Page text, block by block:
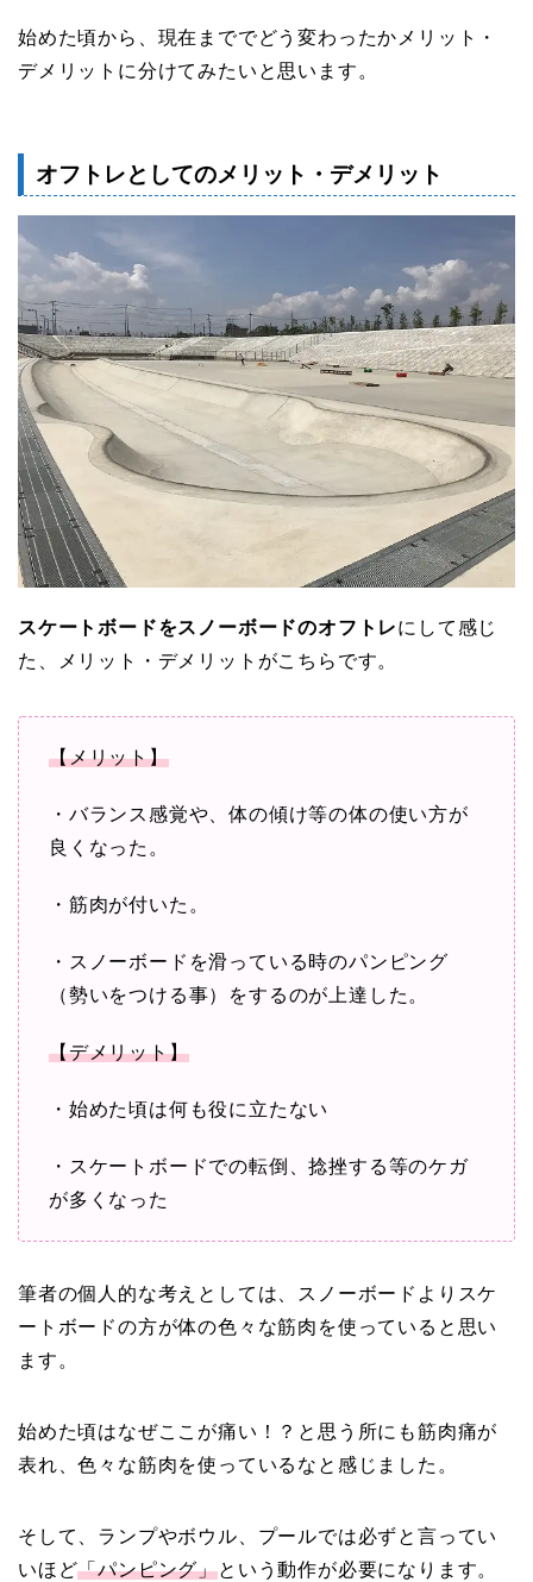
始めた頃から、現在まででどう変わったかメリット・
デメリットに分けてみたいと思います。
オフトレとしてのメリット・デメリット
スケートボードをスノーボードのオフトレにして感じ
た、メリット・デメリットがこちらです。
【メリット】
・バランス感覚や、体の傾け等の体の使い方が
良くなった。
・筋肉が付いた。
・スノーボードを滑っている時のパンピング
（勢いをつける事）をするのが上達した。
【デメリット】
・始めた頃は何も役に立たない
・スケートボードでの転倒、捻挫する等のケガ
が多くなった
筆者の個人的な考えとしては、スノーボードよりスケ
ートボードの方が体の色々な筋肉を使っていると思い
ます。
始めた頃はなぜここが痛い！？と思う所にも筋肉痛が
表れ、色々な筋肉を使っているなと感じました。
そして、ランプやボウル、プールでは必ずと言ってい
いほど「パンピング」という動作が必要になります。